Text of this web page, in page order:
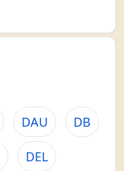
DAU DB
DEL